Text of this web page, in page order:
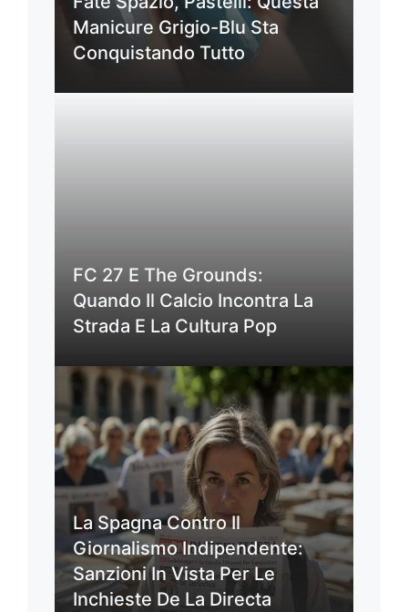
Manicure Grigio-Blu Sta
Conquistando Tutto
FC 27 E The Grounds:
Quando Il Calcio Incontra La
Strada E La Cultura Pop
La Spagna Contro Il
Giornalismo Indipendente:
Sanzioni In Vista Per Le
Inchieste De La Directa